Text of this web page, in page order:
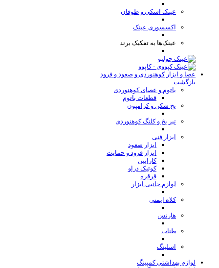
عینک اسکی و طوفان
اکسسوری عینک
عینک‌ها به تفکیک برند
عصا و ابزار کوهنوردی و صعود و فرود
بازگشت
باتوم و عصای کوهنوردی
قطعات باتوم
یخ شکن و کرامپون
تبر یخ و کلنگ کوهنوردی
ابزار فنی
ابزار صعود
ابزار فرود و حمایت
کارابین
کوئیک دراو
قرقره
لوازم جانبی ابزار
کلاه ایمنی
هارنس
طناب
اسلینگ
لوازم بهداشتی کمپینگ